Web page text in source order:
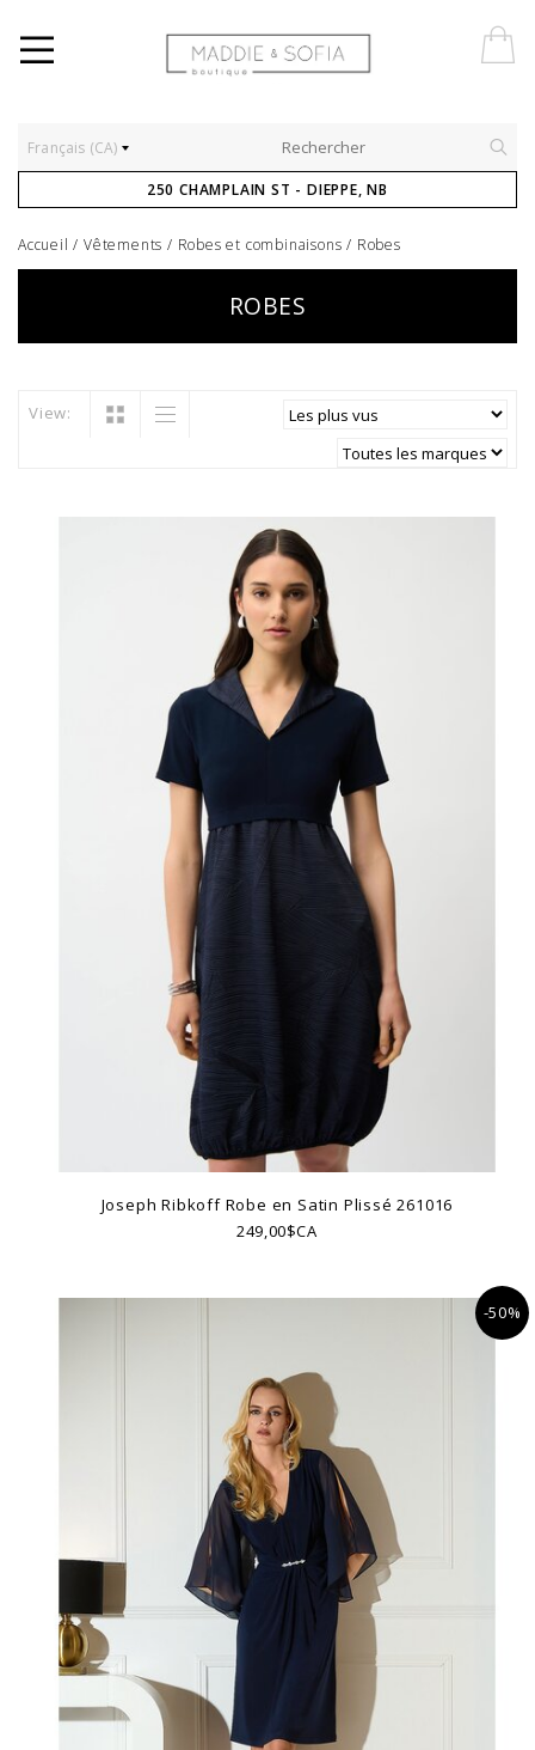
Français (CA)
250 CHAMPLAIN ST - DIEPPE, NB
Accueil /Vêtements / Robes et combinaisons / Robes
ROBES
View:
Joseph Ribkoff Robe en Satin Plissé 261016
249,00$CA
-50%